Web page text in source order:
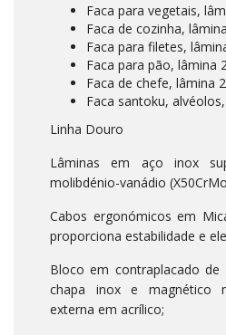
Faca para vegetais,
Faca de cozinha,
Faca para filetes,
Faca para pão, lâmina
Faca de chefe, lâmina
Faca santoku,
Linha Douro
Lâminas em aço inox
molibdénio-vanádio
Cabos ergonómicos em
proporciona estabilidade e
Bloco em contraplacado
chapa inox e magnético
externa em acrílico;